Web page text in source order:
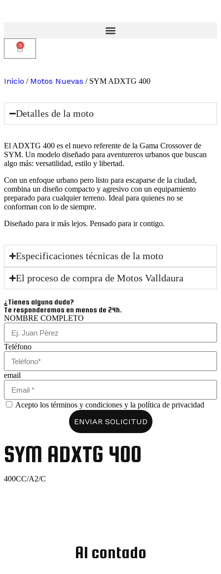
0
Inicio / Motos Nuevas / SYM ADXTG 400
Detalles de la moto
El ADXTG 400 es el nuevo referente de la Gama Crossover de
SYM. Un modelo diseñado para aventureros urbanos que buscan
algo más: versatilidad, estilo y libertad.
Con un enfoque urbano pero listo para escaparse de la ciudad,
combina un diseño compacto y agresivo con un equipamiento
preparado para cualquier terreno. Ideal para quienes no se
conforman con lo de siempre.
Diseñado para ir más lejos. Pensado para ir contigo.
Especificaciones técnicas de la moto
El proceso de compra de Motos Valldaura
¿Tienes alguna duda?
Te responderemos en menos de 24h.
NOMBRE COMPLETO
Teléfono
email
Acepto los términos y condiciones y la política de privacidad
ENVIAR SOLICITUD
SYM ADXTG 400
400CC/A2/C
Al contado